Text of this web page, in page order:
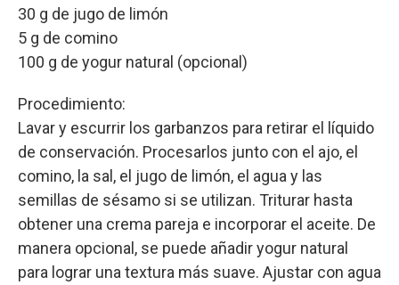
30 g de jugo de limón
5 g de comino
100 g de yogur natural (opcional)
Procedimiento:
Lavar y escurrir los garbanzos para retirar el líquido
de conservación. Procesarlos junto con el ajo, el
comino, la sal, el jugo de limón, el agua y las
semillas de sésamo si se utilizan. Triturar hasta
obtener una crema pareja e incorporar el aceite. De
manera opcional, se puede añadir yogur natural
para lograr una textura más suave. Ajustar con agua